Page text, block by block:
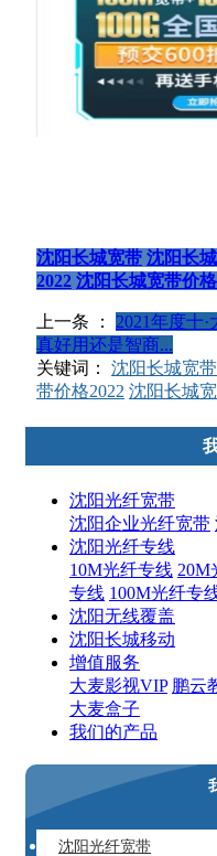
沈阳长城宽带 沈阳长
2022 沈阳长城宽带价
上一条 ： 2021年度十·
真好用还是智商...
关键词： 沈阳长城宽带
带价格2022 沈阳长城
沈阳光纤宽带
沈阳企业光纤宽带
沈阳光纤专线
10M光纤专线 20M
专线 100M光纤专
沈阳无线覆盖
沈阳长城移动
增值服务
大麦影视VIP 鹏云
大麦盒子
我们的产品
沈阳光纤宽带